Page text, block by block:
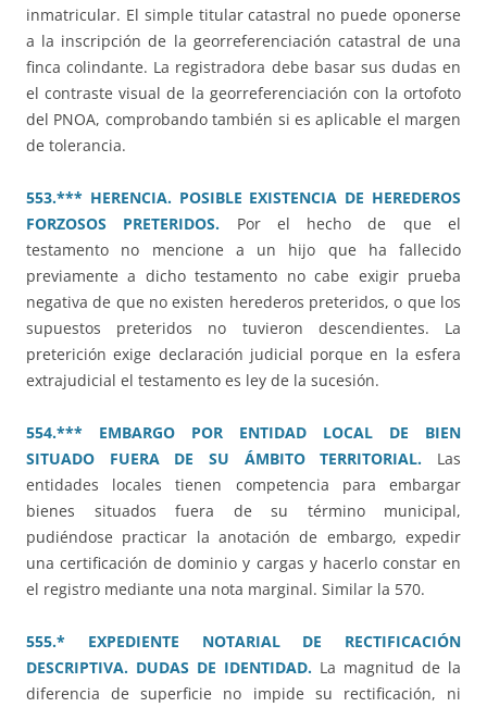
inmatricular. El simple titular catastral no puede oponerse
a la inscripción de la georreferenciación catastral de una
finca colindante. La registradora debe basar sus dudas en
el contraste visual de la georreferenciación con la ortofoto
del PNOA, comprobando también si es aplicable el margen
de tolerancia.
553.*** HERENCIA. POSIBLE EXISTENCIA DE HEREDEROS
FORZOSOS PRETERIDOS. Por el hecho de que el
testamento no mencione a un hijo que ha fallecido
previamente a dicho testamento no cabe exigir prueba
negativa de que no existen herederos preteridos, o que los
supuestos preteridos no tuvieron descendientes. La
preterición exige declaración judicial porque en la esfera
extrajudicial el testamento es ley de la sucesión.
554.*** EMBARGO POR ENTIDAD LOCAL DE BIEN
SITUADO FUERA DE SU ÁMBITO TERRITORIAL. Las
entidades locales tienen competencia para embargar
bienes situados fuera de su término municipal,
pudiéndose practicar la anotación de embargo, expedir
una certificación de dominio y cargas y hacerlo constar en
el registro mediante una nota marginal. Similar la 570.
555.* EXPEDIENTE NOTARIAL DE RECTIFICACIÓN
DESCRIPTIVA. DUDAS DE IDENTIDAD. La magnitud de la
diferencia de superficie no impide su rectificación, ni